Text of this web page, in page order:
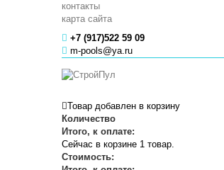
контакты
карта сайта
+7 (917)522 59 09
m-pools@ya.ru
Товар добавлен в корзину
Количество
Итого, к оплате:
Сейчас в корзине 1 товар.
Стоимость: